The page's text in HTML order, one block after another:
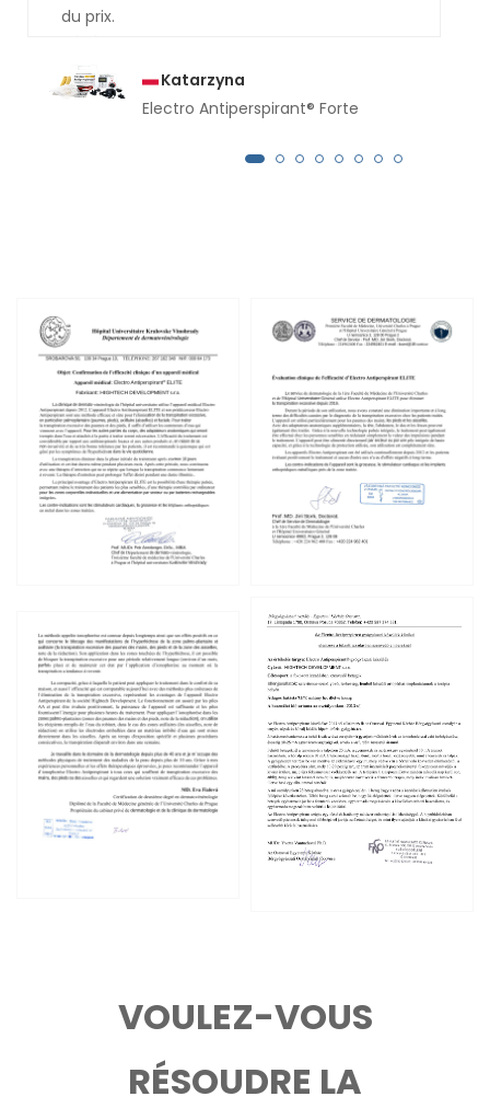
du prix.
Katarzyna
Electro Antiperspirant® Forte
VOULEZ-VOUS
RÉSOUDRE LA